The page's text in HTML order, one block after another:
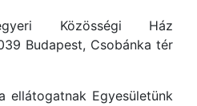
Közösségi Ház
Csobánka tér
ellátogatnak Egyesületünk